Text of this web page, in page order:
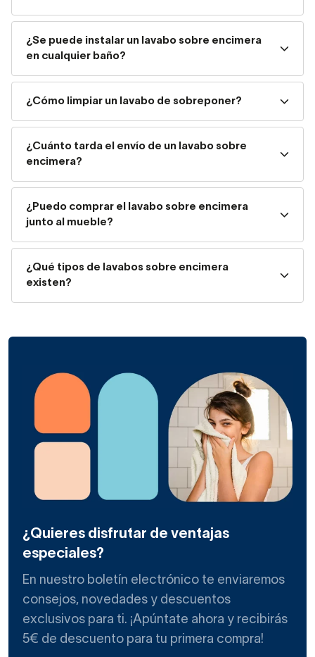
cualquier estilo de baño.
Fácil instalación: se colocan sobre la encimera, sin
necesidad de empotrar.
Mayor comodidad y almacenamiento
aprovechar mejor el espacio debajo.
Versatilidad: disponibles en distintos materiales,
formas y tamaños.
Materiales de los lavabos
sobre encimera
lavabos sobre encimerade Decorabaño destacan
por su resistencia y durabilidad. Los materiales más
Cerámica vitrificada : resistente a golpes, fácil de
Piedra: acabado moderno y elegante, disponible en
¿Se puede instalar un lavabo sobre encimera
en cualquier baño?
¿Cómo limpiar un lavabo de sobreponer?
¿Cuánto tarda el envío de un lavabo sobre
encimera?
¿Puedo comprar el lavabo sobre encimera
junto al mueble?
¿Qué tipos de lavabos sobre encimera
existen?
¿Quieres disfrutar de ventajas
especiales?
En nuestro boletín electrónico te enviaremos
consejos, novedades y descuentos
exclusivos para ti. ¡Apúntate ahora y recibirás
5€ de descuento para tu primera compra!